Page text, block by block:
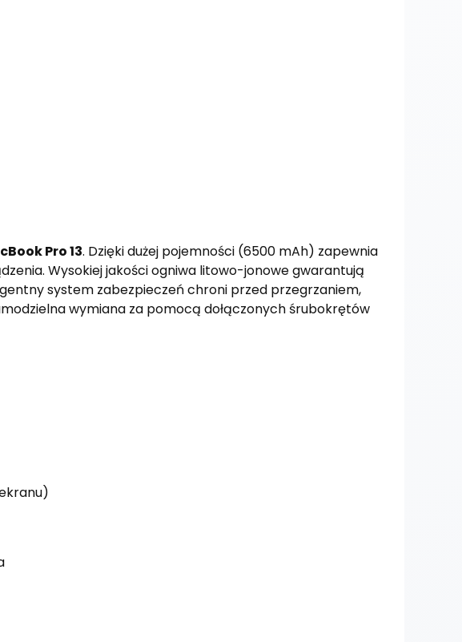
Pro 13. Dzięki dużej pojemności (6500 mAh) zapewnia
Wysokiej jakości ogniwa litowo-jonowe gwarantują
system zabezpieczeń chroni przed przegrzaniem,
wymiana za pomocą dołączonych śrubokrętów